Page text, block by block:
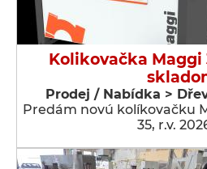
Kolikovačka Maggi
Prodej / Nabídka >
Predám novú kolíkovačku
35, r.v.